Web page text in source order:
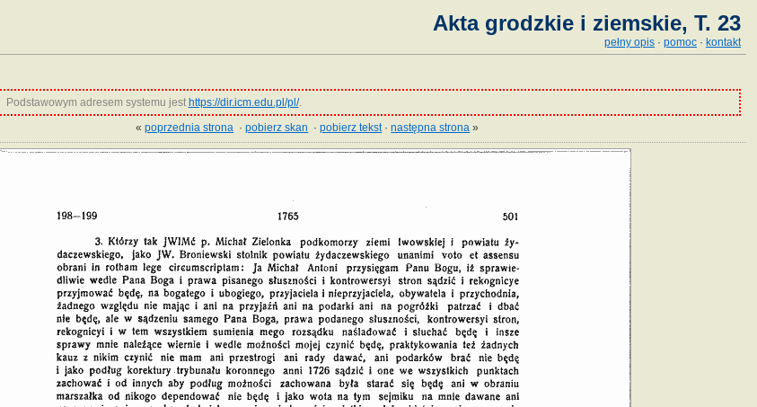
Akta grodzkie i ziemskie, T. 23
pełny opis · pomoc · kontakt
Podstawowym adresem systemu jest https://dir.icm.edu.pl/pl/.
«poprzednia strona ·pobierz skan ·pobierz tekst·następna strona »